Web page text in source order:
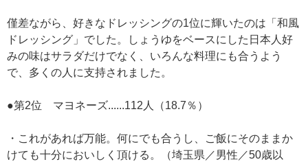
僅差ながら、好きなドレッシングの1位に輝いたのは「和風
ドレッシング」でした。しょうゆをベースにした日本人好
みの味はサラダだけでなく、いろんな料理にも合うよう
で、多くの人に支持されました。
●第2位 マヨネーズ......112人（18.7％）
・これがあれば万能。何にでも合うし、ご飯にそのままか
けても十分においしく頂ける。（埼玉県／男性／50歳以